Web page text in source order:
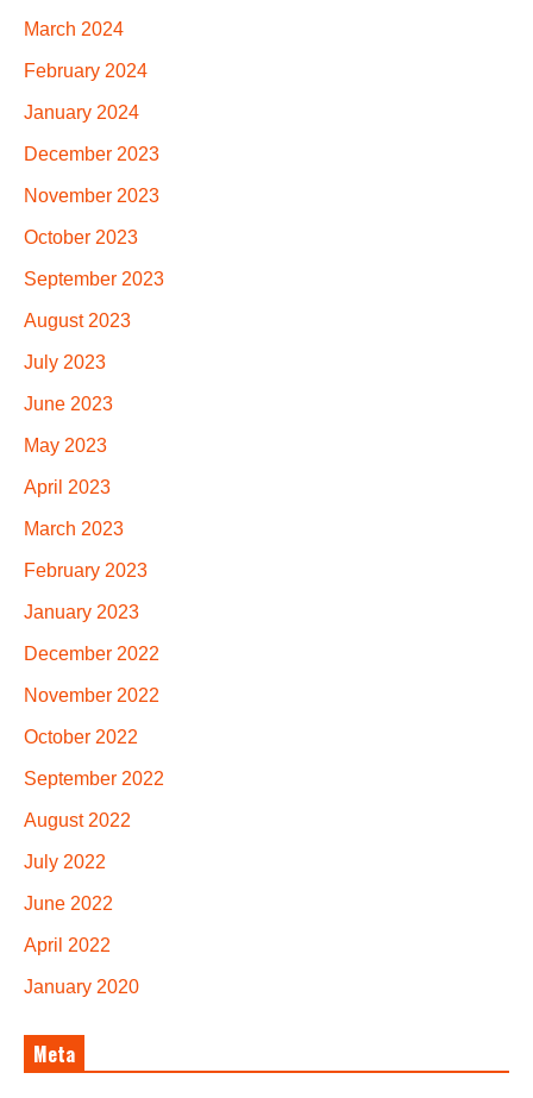
March 2024
February 2024
January 2024
December 2023
November 2023
October 2023
September 2023
August 2023
July 2023
June 2023
May 2023
April 2023
March 2023
February 2023
January 2023
December 2022
November 2022
October 2022
September 2022
August 2022
July 2022
June 2022
April 2022
January 2020
Meta